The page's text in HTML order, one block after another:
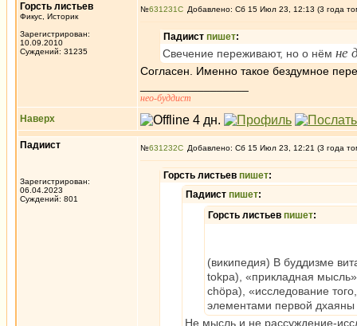
Горсть листьев
Фикус, Историк
Зарегистрирован:
10.09.2010
Суждений: 31235
№631231 Добавлено: Сб 15 Июл 23, 12:13 (3 года
Падиист пишет:
Свечение переживают, но о нём не
Согласен. Именно такое бездумное
нео-буддист
Наверх
Падиист
Зарегистрирован:
06.04.2023
Суждений: 801
№631232 Добавлено: Сб 15 Июл 23, 12:21 (3 года
Горсть листьев пишет:
Падиист пишет:
Горсть листьев пишет:
(википедия) В буддизме
tokpa), «прикладная
chöpa), «исследование
элементами первой
Не мысль и не рассуждение-